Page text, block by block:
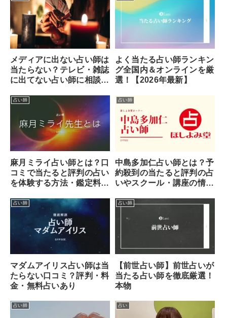
メディアに出ない占い師は
当たらない？テレビ・雑誌
に出てない占い師に相談す
よく当たる占い師ランキン
グ全国内＆オンラインを厳
選！【2026年最新】
占い師
麻月ミライ占い師とは？口
コミで当たると評判の占い
を体験する方法・鑑定料金
占い師
中島多加仁占い師とは？予
約殺到の当たると評判の占
いやスクール・講座の情報
占い師
マダムアイリス占い師は当
たらない口コミ？評判・料
金・無料占いあり
占い師
【前世占い師】前世占いが
当たる占い師を徹底厳選！
本物
占い師 占い